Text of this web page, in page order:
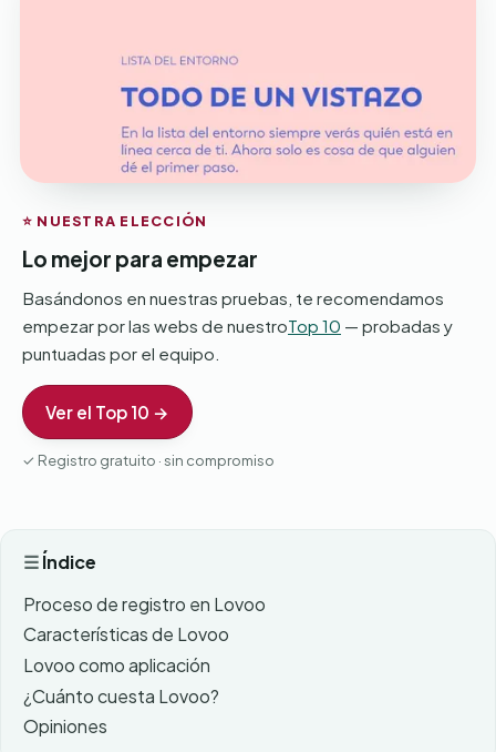
⭐ NUESTRA ELECCIÓN
Lo mejor para empezar
Basándonos en nuestras pruebas, te recomendamos
empezar por las webs de nuestroTop 10 — probadas y
puntuadas por el equipo.
Ver el Top 10 →
✓ Registro gratuito · sin compromiso
Índice
Proceso de registro en Lovoo
Características de Lovoo
Lovoo como aplicación
¿Cuánto cuesta Lovoo?
Opiniones